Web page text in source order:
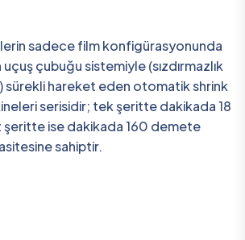
sadece film konfigürasyonunda
çubuğu sistemiyle (sızdırmazlık
sürekli hareket eden otomatik shrink
serisidir; tek şeritte dakikada 18
ise dakikada 160 demete
sahiptir.